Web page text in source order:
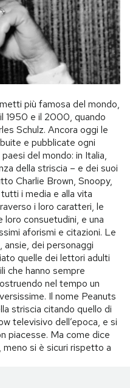
più famosa del mondo,
1950 e il 2000, quando
Schulz. Ancora oggi le
e pubblicate ogni
del mondo: in Italia,
della striscia – e dei suoi
Charlie Brown, Snoopy,
i media e alla vita
i loro caratteri, le
consuetudini, e una
aforismi e citazioni. Le
ansie, dei personaggi
quelle dei lettori adulti
che hanno sempre
nel tempo un
Il nome Peanuts
striscia citando quello di
televisivo dell’epoca, e si
piacesse. Ma come dice
meno si è sicuri rispetto a